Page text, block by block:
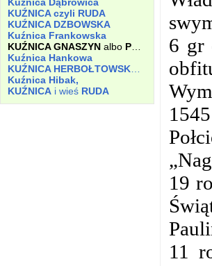
KUŹNICA czyli RUDA
KUŹNICA DZBOWSKA
Kuźnica Frankowska
KUŹNICA GNASZYN albo POŁEĆ
Kuźnica Hankowa
późniejPANKI
Kuźnica Hibak,
KUŹNICA i wieś RUDA
6 gr
19
11